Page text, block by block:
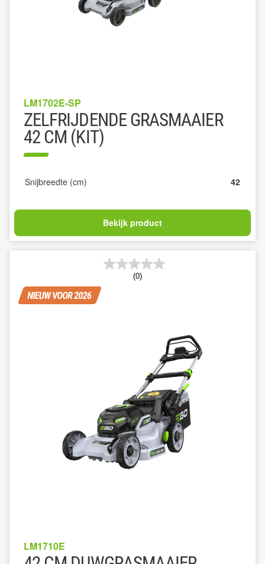
LM1702E-SP
ZELFRIJDENDE GRASMAAIER
42 CM (KIT)
Snijbreedte (cm) 42
Bekijk product
(0)
LM1710E